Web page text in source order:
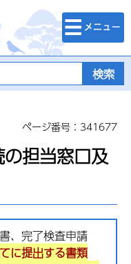
検索・メニュ
ー
ページ番号：341677
担当窓口及
、完了検査申請
に提出する書類